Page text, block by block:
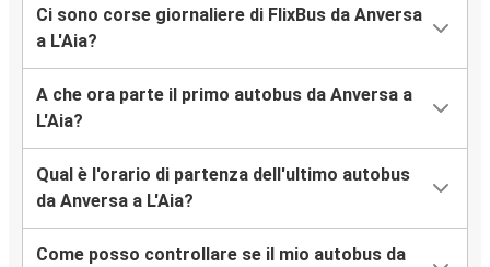
Ci sono corse giornaliere di FlixBus da Anversa
a L'Aia?
A che ora parte il primo autobus da Anversa a
L'Aia?
Qual è l'orario di partenza dell'ultimo autobus
da Anversa a L'Aia?
Come posso controllare se il mio autobus da